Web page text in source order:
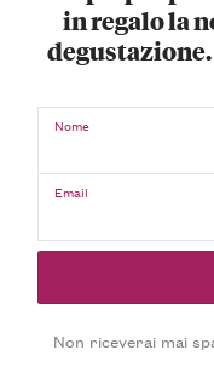
in regalo la
Nome
Email
Non riceverai mai